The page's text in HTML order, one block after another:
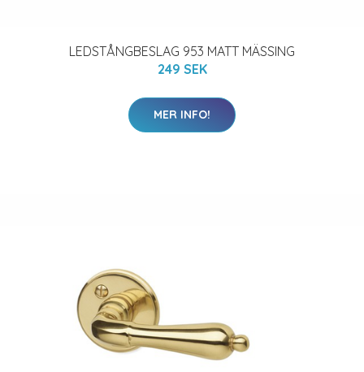
LEDSTÅNGBESLAG 953 MATT MÄSSING
249 SEK
MER INFO!